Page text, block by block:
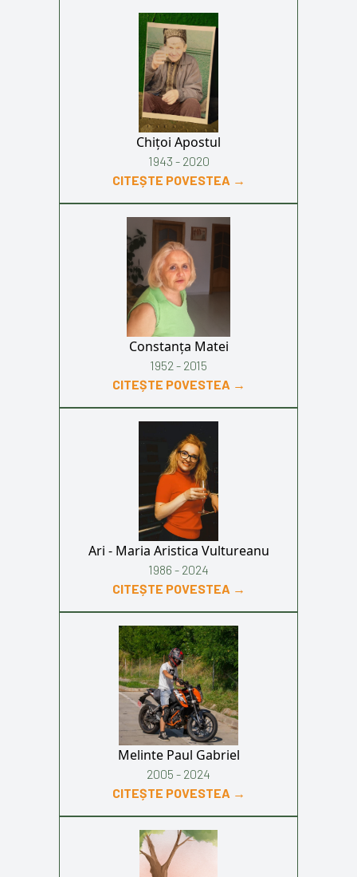
Chițoi Apostul
1943 - 2020
CITEȘTE POVESTEA →
Constanța Matei
1952 - 2015
CITEȘTE POVESTEA →
Ari - Maria Aristica Vultureanu
1986 - 2024
CITEȘTE POVESTEA →
Melinte Paul Gabriel
2005 - 2024
CITEȘTE POVESTEA →